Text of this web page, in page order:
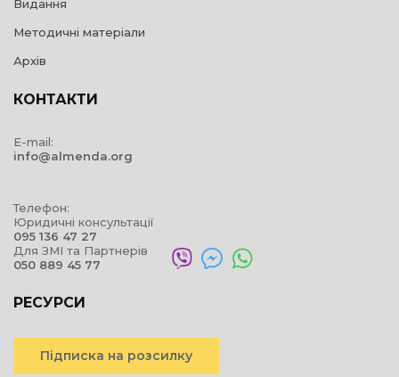
Видання
Методичні матеріали
Архів
КОНТАКТИ
E-mail:
info@almenda.org
Телефон:
Юридичні консультації
095 136 47 27
Для ЗМІ та Партнерів
050 889 45 77
РЕСУРСИ
Підписка на розсилку